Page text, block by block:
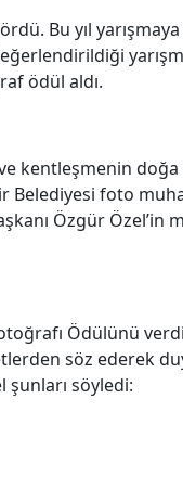
Bu yıl
ödül aldı.
ve kentleşmenin
foto
Özgür Özel’in
Ödülünü
söz ederek
şunları söyledi: